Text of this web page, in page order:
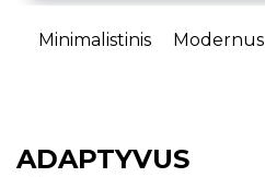
Minimalistinis Modernus
ADAPTYVUS